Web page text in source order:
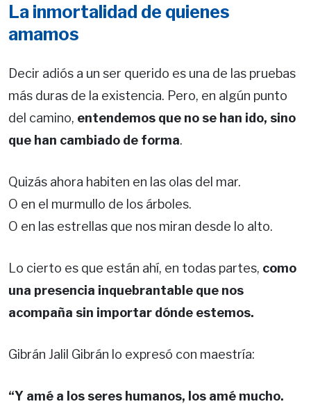
La inmortalidad de quienes
amamos
Decir adiós a un ser querido es una de las pruebas
más duras de la existencia. Pero, en algún punto
del camino, entendemos que no se han ido, sino
que han cambiado de forma.
Quizás ahora habiten en las olas del mar.
O en el murmullo de los árboles.
O en las estrellas que nos miran desde lo alto.
Lo cierto es que están ahí, en todas partes, como
una presencia inquebrantable que nos
acompaña sin importar dónde estemos.
Gibrán Jalil Gibrán lo expresó con maestría:
“Y amé a los seres humanos, los amé mucho.